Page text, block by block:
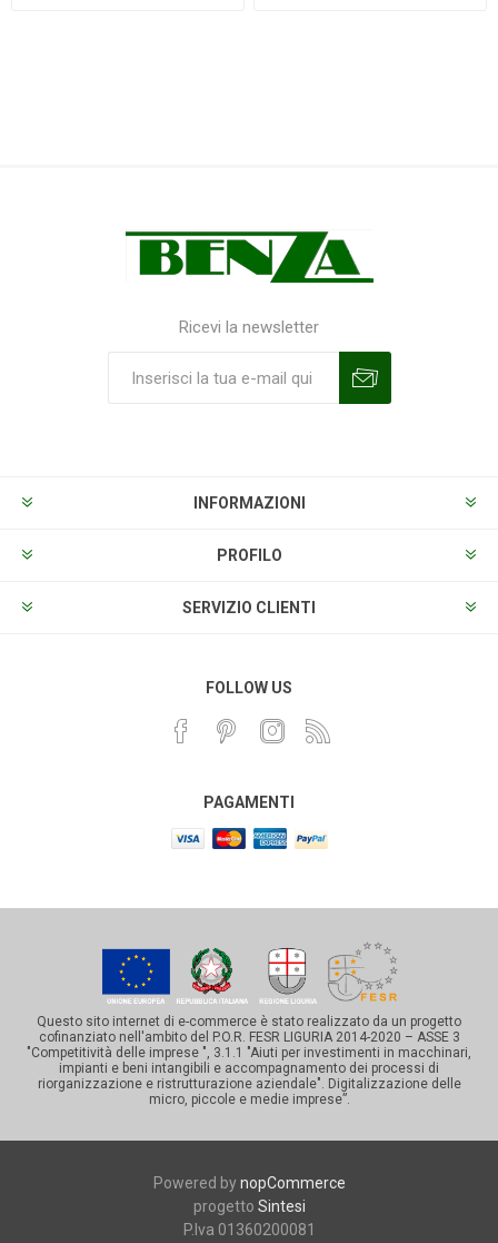
Ricevi la newsletter
INFORMAZIONI
PROFILO
SERVIZIO CLIENTI
FOLLOW US
PAGAMENTI
Questo sito internet di e-commerce è stato realizzato da un progetto
cofinanziato nell'ambito del P.O.R. FESR LIGURIA 2014-2020 – ASSE 3
"Competitività delle imprese ", 3.1.1 "Aiuti per investimenti in macchinari,
impianti e beni intangibili e accompagnamento dei processi di
riorganizzazione e ristrutturazione aziendale". Digitalizzazione delle
micro, piccole e medie imprese”.
Powered bynopCommerce
progetto Sintesi
P.Iva 01360200081